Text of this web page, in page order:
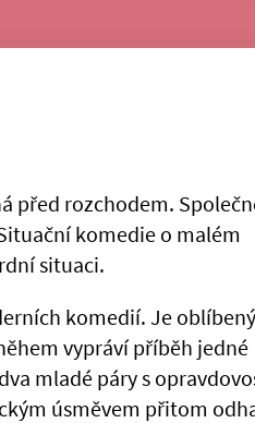
před rozchodem.
komedie o malém
situaci.
komedií. Je
vypráví příběh jedné
mladé páry s
úsměvem přitom